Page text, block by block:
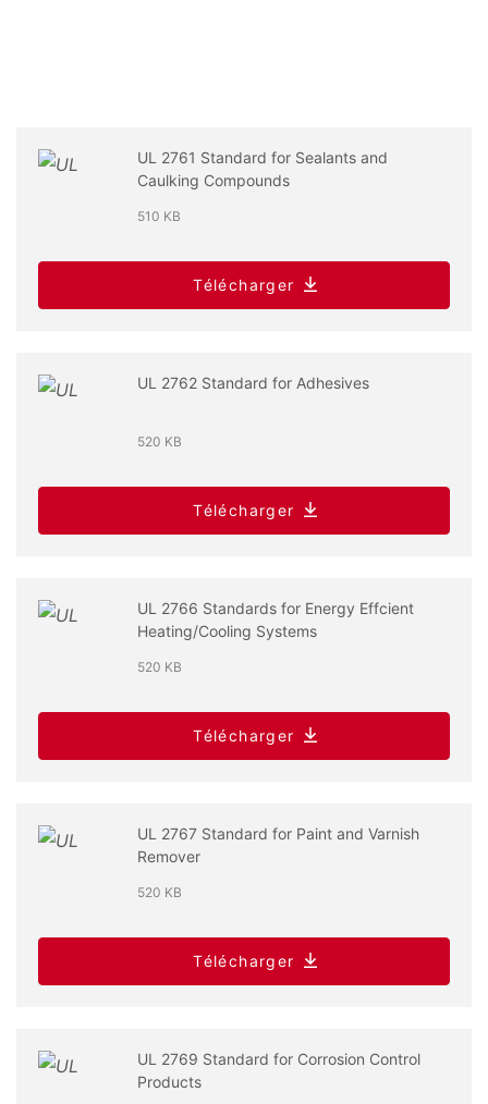
UL 2761 Standard for Sealants and
Caulking Compounds
510 KB
Télécharger
UL 2762 Standard for Adhesives
520 KB
Télécharger
UL 2766 Standards for Energy Effcient
Heating/Cooling Systems
520 KB
Télécharger
UL 2767 Standard for Paint and Varnish
Remover
520 KB
Télécharger
UL 2769 Standard for Corrosion Control
Products